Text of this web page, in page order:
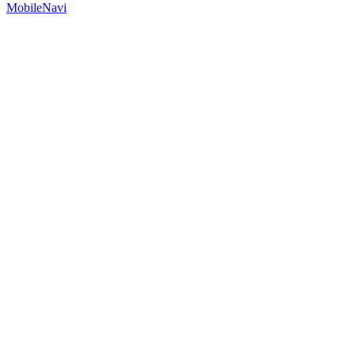
MobileNavi